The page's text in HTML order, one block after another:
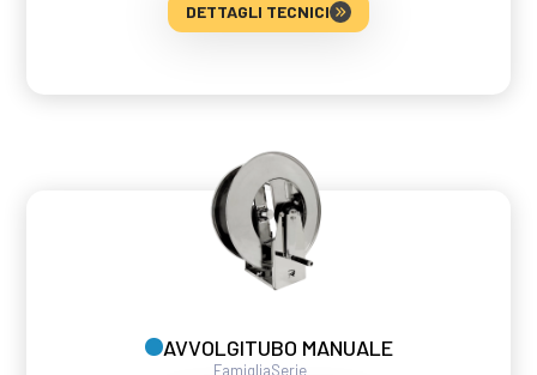
DETTAGLI TECNICI
AVVOLGITUBO MANUALE
FamigliaSerie